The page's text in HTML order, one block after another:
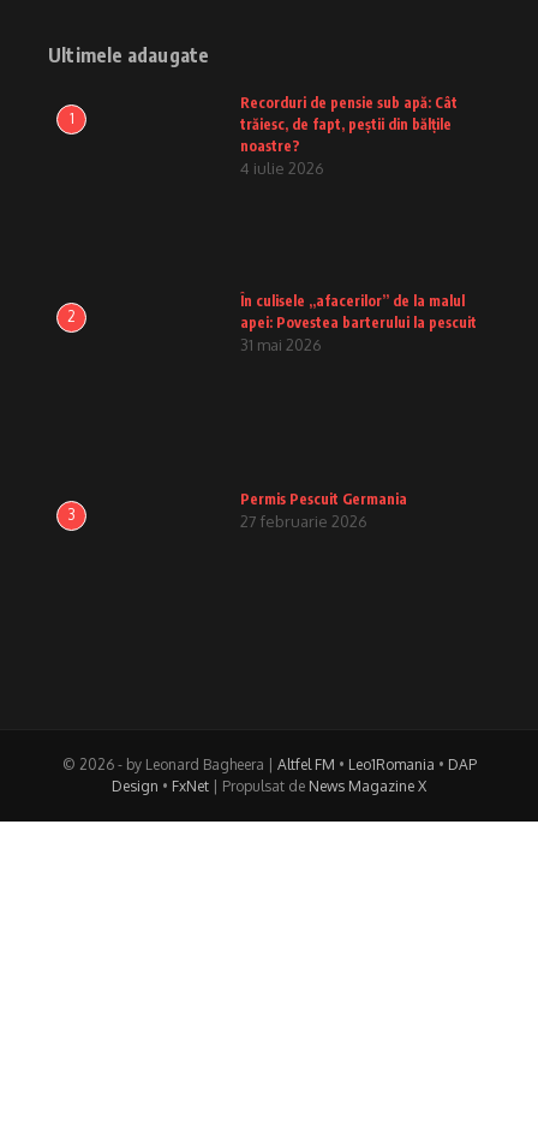
Ultimele adaugate
1
Recorduri de pensie sub apă: Cât
trăiesc, de fapt, peștii din bălțile
noastre?
4 iulie 2026
2
În culisele „afacerilor” de la malul
apei: Povestea barterului la pescuit
31 mai 2026
3
Permis Pescuit Germania
27 februarie 2026
© 2026 - by Leonard Bagheera | Altfel FM • Leo1Romania • DAP
Design • FxNet | Propulsat de News Magazine X